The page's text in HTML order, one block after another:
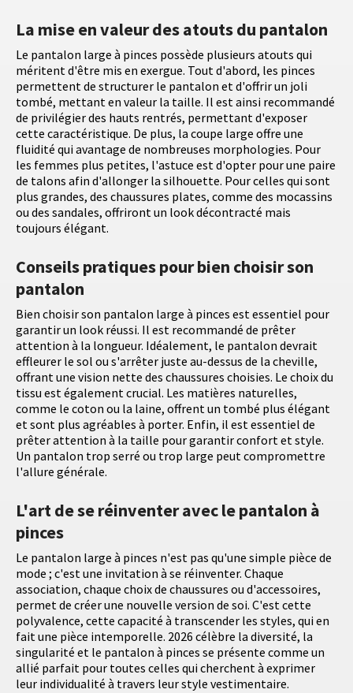
La mise en valeur des atouts du pantalon
Le pantalon large à pinces possède plusieurs atouts qui
méritent d'être mis en exergue. Tout d'abord, les pinces
permettent de structurer le pantalon et d'offrir un joli
tombé, mettant en valeur la taille. Il est ainsi recommandé
de privilégier des hauts rentrés, permettant d'exposer
cette caractéristique. De plus, la coupe large offre une
fluidité qui avantage de nombreuses morphologies. Pour
les femmes plus petites, l'astuce est d'opter pour une paire
de talons afin d'allonger la silhouette. Pour celles qui sont
plus grandes, des chaussures plates, comme des mocassins
ou des sandales, offriront un look décontracté mais
toujours élégant.
Conseils pratiques pour bien choisir son
pantalon
Bien choisir son pantalon large à pinces est essentiel pour
garantir un look réussi. Il est recommandé de prêter
attention à la longueur. Idéalement, le pantalon devrait
effleurer le sol ou s'arrêter juste au-dessus de la cheville,
offrant une vision nette des chaussures choisies. Le choix du
tissu est également crucial. Les matières naturelles,
comme le coton ou la laine, offrent un tombé plus élégant
et sont plus agréables à porter. Enfin, il est essentiel de
prêter attention à la taille pour garantir confort et style.
Un pantalon trop serré ou trop large peut compromettre
l'allure générale.
L'art de se réinventer avec le pantalon à
pinces
Le pantalon large à pinces n'est pas qu'une simple pièce de
mode ; c'est une invitation à se réinventer. Chaque
association, chaque choix de chaussures ou d'accessoires,
permet de créer une nouvelle version de soi. C'est cette
polyvalence, cette capacité à transcender les styles, qui en
fait une pièce intemporelle. 2026 célèbre la diversité, la
singularité et le pantalon à pinces se présente comme un
allié parfait pour toutes celles qui cherchent à exprimer
leur individualité à travers leur style vestimentaire.